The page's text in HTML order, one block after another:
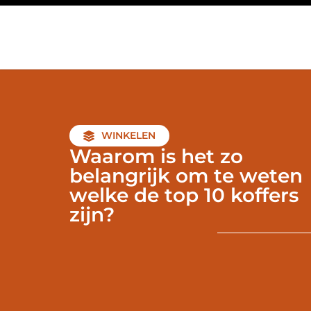
WINKELEN
Waarom is het zo
belangrijk om te weten
welke de top 10 koffers
zijn?